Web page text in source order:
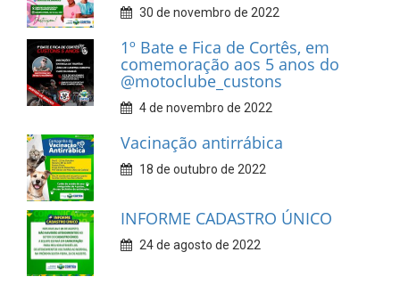
30 de novembro de 2022
1º Bate e Fica de Cortês, em
comemoração aos 5 anos do
@motoclube_custons
4 de novembro de 2022
Vacinação antirrábica
18 de outubro de 2022
INFORME CADASTRO ÚNICO
24 de agosto de 2022